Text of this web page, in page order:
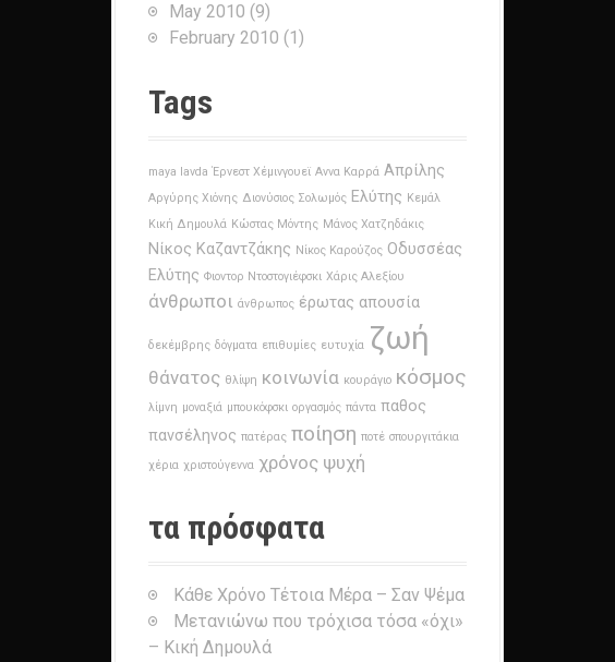
May 2010 (9)
February 2010 (1)
Tags
maya lavda Έρνεστ Χέμινγουεϊ Αννα Καρρά Απρίλης
Αργύρης Χιόνης Διονύσιος Σολωμός Ελύτης Κεμάλ
Κική Δημουλά Κώστας Μόντης Μάνος Χατζηδάκις
Νίκος Καζαντζάκης Νίκος Καρούζος Οδυσσέας
Ελύτης Φιοντορ Ντοστογιέφσκι Χάρις Αλεξίου
άνθρωποι άνθρωπος έρωτας απουσία
δεκέμβρης δόγματα επιθυμίες ευτυχία ζωή
θάνατος θλίψη κοινωνία κουράγιο κόσμος
λίμνη μοναξιά μπουκόφσκι οργασμός πάντα παθος
πανσέληνος πατέρας ποίηση ποτέ σπουργιτάκια
χέρια χριστούγεννα χρόνος ψυχή
τα πρόσφατα
Κάθε Χρόνο Τέτοια Μέρα – Σαν Ψέμα
Μετανιώνω που τρόχισα τόσα «όχι»
– Κική Δημουλά